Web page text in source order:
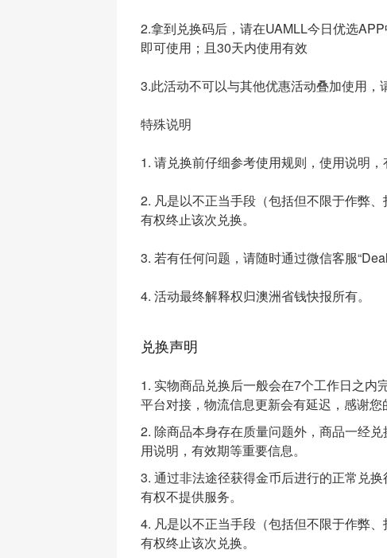
2.拿到兑换码后，请在UAMLL今日优选
即可使用；且30天内使用有效
3.此活动不可以与其他优惠活动叠加使用
特殊说明
1. 请兑换前仔细参考使用规则，使用说明，
2. 凡是以不正当手段（包括但不限于作弊
有权终止该次兑换。
3. 若有任何问题，请随时通过微信客服
4. 活动最终解释权归澳洲省钱快报所有。
兑换声明
1. 实物商品兑换后一般会在7个工作日之内
平台对接，物流信息更新会有延迟，感谢您
2. 除商品本身存在质量问题外，商品一经
用说明，有效期等重要信息。
3. 通过非法途径获得金币后进行的正常兑
有权不提供服务。
4. 凡是以不正当手段（包括但不限于作弊
有权终止该次兑换。